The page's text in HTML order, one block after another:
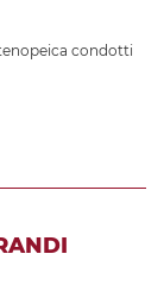
condotti